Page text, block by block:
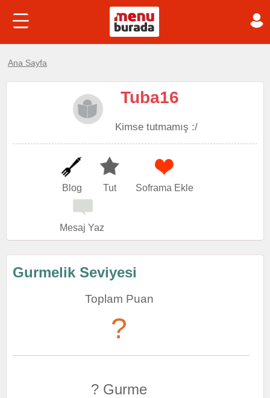
Ana Sayfa
Tuba16
Kimse tutmamış :/
Blog Tut Soframa Ekle
Mesaj Yaz
Gurmelik Seviyesi
Toplam Puan
?
? Gurme